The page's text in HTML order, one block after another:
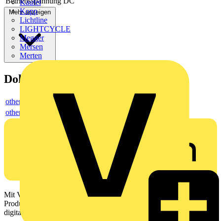
Kaufel
Kopp
Lichtline
LIGHTCYCLE
Megger
Mersen
Merten
Mehr anzeigen
Dokumente
others
others
Mit Voltimum erhalten Elektrofachkräfte Zugang zu Branchennews,
Produktinformationen, Schulungen und Tools – alles auf einer
digitalen Plattform und Community.